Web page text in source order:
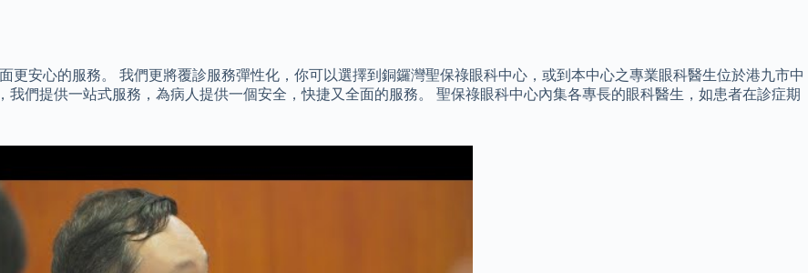
更安心的服務。 我們更將覆診服務彈性化，你可以選擇到銅鑼灣聖保祿眼科中心，或到本中心之專業眼科醫生位於港九市中
們提供一站式服務，為病人提供一個安全，快捷又全面的服務。 聖保祿眼科中心內集各專長的眼科醫生，如患者在診症期